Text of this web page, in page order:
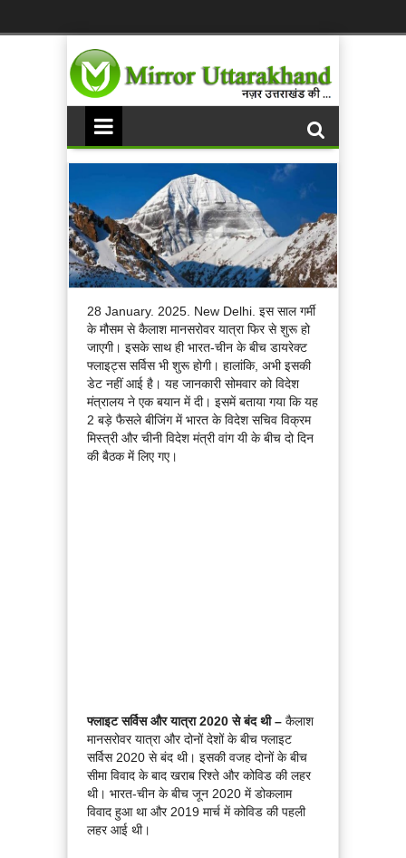
28 January. 2025. New Delhi. इस साल गर्मी
के मौसम से कैलाश मानसरोवर यात्रा फिर से शुरू हो
जाएगी। इसके साथ ही भारत-चीन के बीच डायरेक्ट
फ्लाइट्स सर्विस भी शुरू होगी। हालांकि, अभी इसकी
डेट नहीं आई है। यह जानकारी सोमवार को विदेश
मंत्रालय ने एक बयान में दी। इसमें बताया गया कि यह
2 बड़े फैसले बीजिंग में भारत के विदेश सचिव विक्रम
मिस्त्री और चीनी विदेश मंत्री वांग यी के बीच दो दिन
की बैठक में लिए गए।
फ्लाइट सर्विस और यात्रा 2020 से बंद थी – कैलाश
मानसरोवर यात्रा और दोनों देशों के बीच फ्लाइट
सर्विस 2020 से बंद थी। इसकी वजह दोनों के बीच
सीमा विवाद के बाद खराब रिश्ते और कोविड की लहर
थी। भारत-चीन के बीच जून 2020 में डोकलाम
विवाद हुआ था और 2019 मार्च में कोविड की पहली
लहर आई थी।